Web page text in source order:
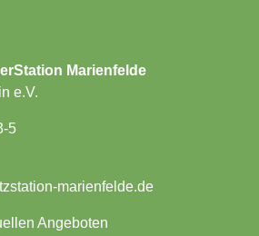
Marienfelde
e.V.
5
marienfelde.de
Angeboten